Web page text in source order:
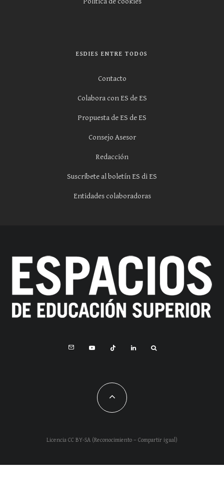
ESDIES ENTRE TODOS
Contacto
Colabora con ES de ES
Propuesta de ES de ES
Consejo Asesor
Redacción
Suscríbete al boletín ES di ES
Entidades colaboradoras
Licencia CC BY-SA (Reconocimiento – Compartir igual)